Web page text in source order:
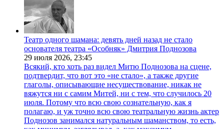
Театр одного шамана: девять дней назад не стало
основателя театра «Особняк» Дмитрия Поднозова
29 июля 2026, 23:45
Всякий, кто хоть раз видел Митю Поднозова на сцене,
подтвердит, что вот это «не стало», а также другие
глаголы, описывающие несуществование, никак не
вяжутся ни с самим Митей, ни с тем, что случилось 20
июля. Потому что всю свою сознательную, как я
полагаю, и уж точно всю свою театральную жизнь актер
Поднозов занимался натуральным шаманством, то есть,